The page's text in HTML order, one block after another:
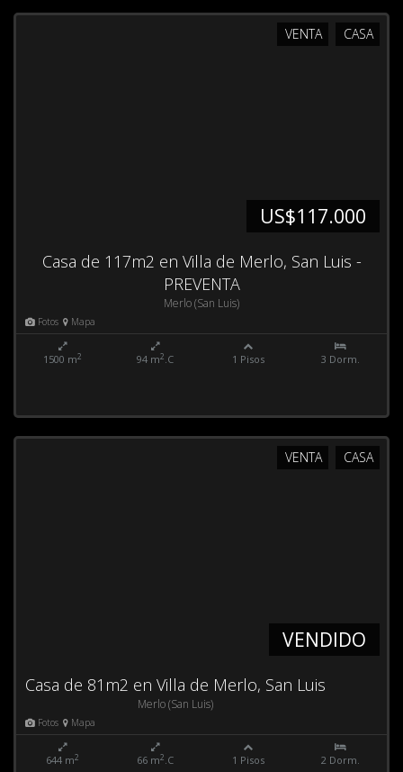
CASA
VENTA
US$117.000
Casa de 117m2 en Villa de Merlo, San Luis -
PREVENTA
Merlo (San Luis)
Fotos Mapa
1500 m2 94 m2.C 1 Pisos 3 Dorm.
CASA
VENTA
VENDIDO
Casa de 81m2 en Villa de Merlo, San Luis
Merlo (San Luis)
Fotos Mapa
644 m2 66 m2.C 1 Pisos 2 Dorm.